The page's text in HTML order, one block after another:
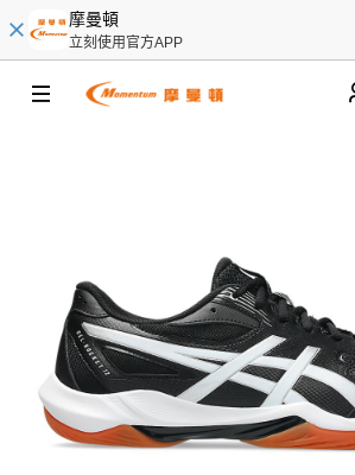
摩曼頓
立刻使用官方APP